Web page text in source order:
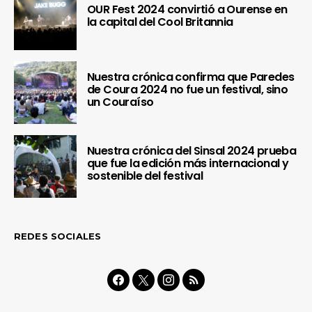
OUR Fest 2024 convirtió a Ourense en
la capital del Cool Britannia
Nuestra crónica confirma que Paredes
de Coura 2024 no fue un festival, sino
un Couraíso
Nuestra crónica del Sinsal 2024 prueba
que fue la edición más internacional y
sostenible del festival
REDES SOCIALES